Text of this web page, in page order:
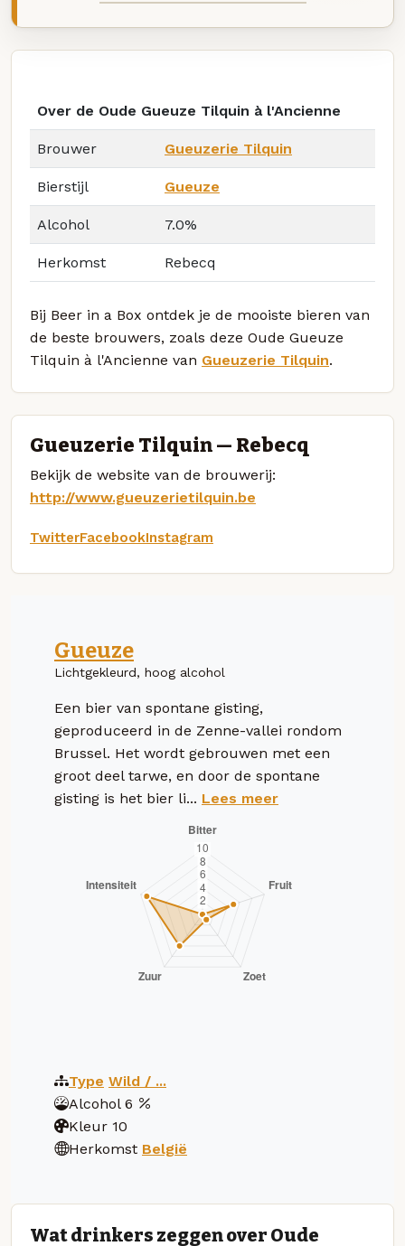
Over de Oude Gueuze Tilquin à l'Ancienne
Brouwer Gueuzerie Tilquin
Bierstijl Gueuze
Alcohol 7.0%
Herkomst Rebecq
Bij Beer in a Box ontdek je de mooiste bieren van
de beste brouwers, zoals deze Oude Gueuze
Tilquin à l'Ancienne van Gueuzerie Tilquin.
Gueuzerie Tilquin — Rebecq
Bekijk de website van de brouwerij:
http://www.gueuzerietilquin.be
TwitterFacebookInstagram
Gueuze
Lichtgekleurd, hoog alcohol
Een bier van spontane gisting,
geproduceerd in de Zenne-vallei rondom
Brussel. Het wordt gebrouwen met een
groot deel tarwe, en door de spontane
gisting is het bier li... Lees meer
Type Wild / ...
Alcohol 6
Kleur 10
Herkomst België
Wat drinkers zeggen over Oude